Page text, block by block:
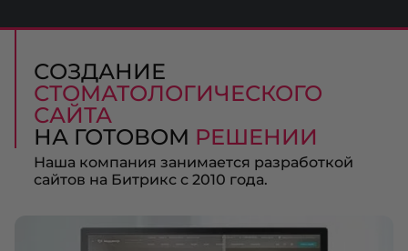
СОЗДАНИЕ
СТОМАТОЛОГИЧЕСКОГО
САЙТА
НА ГОТОВОМ РЕШЕНИИ
Наша компания занимается разработкой
сайтов на Битрикс с 2010 года.